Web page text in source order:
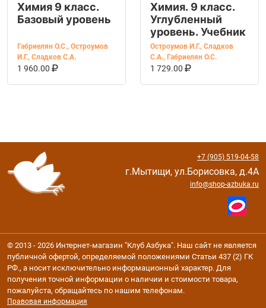
Химия 9 класс.
Базовый уровень
Габриелян О.С., Остроумов
И.Г., Сладков С.А.
1 960.00
В КОРЗИНУ
Химия. 9 класс.
Углубленный
уровень. Учебник
Остроумов И.Г., Сладков
С.А., Габриелян О.С.
1 729.00
В КОРЗИНУ
+7 (905) 519-04-58
г.Мытищи, ул.Борисовка, д.4А
info@shop-azbuka.ru
© 2013 - 2026 Интернет-магазин "Клуб Азбука". Наш сайт не является
публичной офертой, определяемой положениями Статьи 437 (2) ГК
РФ., а носит исключительно информационный характер. Для
получения точной информации о наличии и стоимости товара,
пожалуйста, обращайтесь по нашим телефонам.
Правовая информация